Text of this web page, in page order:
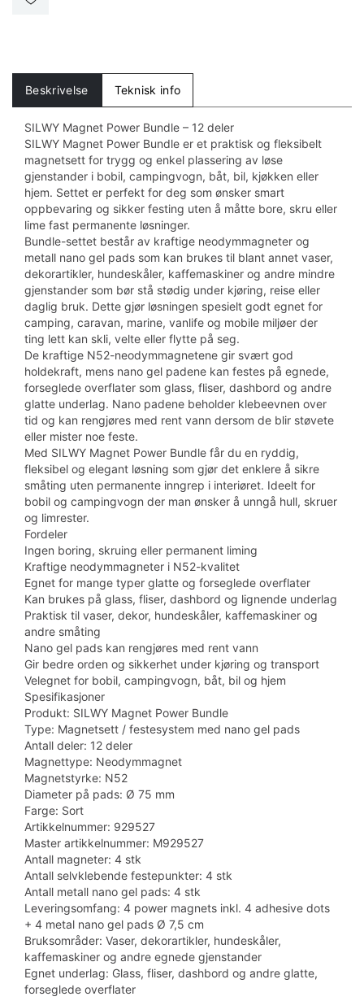
Beskrivelse Teknisk info
SILWY Magnet Power Bundle – 12 deler
SILWY Magnet Power Bundle er et praktisk og fleksibelt
magnetsett for trygg og enkel plassering av løse
gjenstander i bobil, campingvogn, båt, bil, kjøkken eller
hjem. Settet er perfekt for deg som ønsker smart
oppbevaring og sikker festing uten å måtte bore, skru eller
lime fast permanente løsninger.
Bundle-settet består av kraftige neodymmagneter og
metall nano gel pads som kan brukes til blant annet vaser,
dekorartikler, hundeskåler, kaffemaskiner og andre mindre
gjenstander som bør stå stødig under kjøring, reise eller
daglig bruk. Dette gjør løsningen spesielt godt egnet for
camping, caravan, marine, vanlife og mobile miljøer der
ting lett kan skli, velte eller flytte på seg.
De kraftige N52-neodymmagnetene gir svært god
holdekraft, mens nano gel padene kan festes på egnede,
forseglede overflater som glass, fliser, dashbord og andre
glatte underlag. Nano padene beholder klebeevnen over
tid og kan rengjøres med rent vann dersom de blir støvete
eller mister noe feste.
Med SILWY Magnet Power Bundle får du en ryddig,
fleksibel og elegant løsning som gjør det enklere å sikre
småting uten permanente inngrep i interiøret. Ideelt for
bobil og campingvogn der man ønsker å unngå hull, skruer
og limrester.
Fordeler
Ingen boring, skruing eller permanent liming
Kraftige neodymmagneter i N52-kvalitet
Egnet for mange typer glatte og forseglede overflater
Kan brukes på glass, fliser, dashbord og lignende underlag
Praktisk til vaser, dekor, hundeskåler, kaffemaskiner og
andre småting
Nano gel pads kan rengjøres med rent vann
Gir bedre orden og sikkerhet under kjøring og transport
Velegnet for bobil, campingvogn, båt, bil og hjem
Spesifikasjoner
Produkt: SILWY Magnet Power Bundle
Type: Magnetsett / festesystem med nano gel pads
Antall deler: 12 deler
Magnettype: Neodymmagnet
Magnetstyrke: N52
Diameter på pads: Ø 75 mm
Farge: Sort
Artikkelnummer: 929527
Master artikkelnummer: M929527
Antall magneter: 4 stk
Antall selvklebende festepunkter: 4 stk
Antall metall nano gel pads: 4 stk
Leveringsomfang: 4 power magnets inkl. 4 adhesive dots
+ 4 metal nano gel pads Ø 7,5 cm
Bruksområder: Vaser, dekorartikler, hundeskåler,
kaffemaskiner og andre egnede gjenstander
Egnet underlag: Glass, fliser, dashbord og andre glatte,
forseglede overflater